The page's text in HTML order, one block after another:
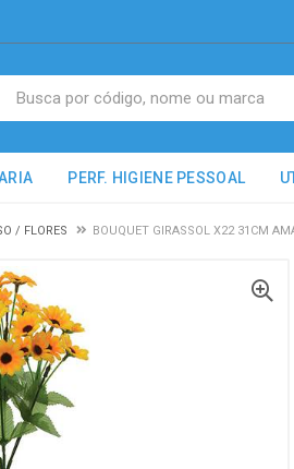
PERF. HIGIENE PESSOAL
/ FLORES BOUQUET GIRASSOL X22 31CM